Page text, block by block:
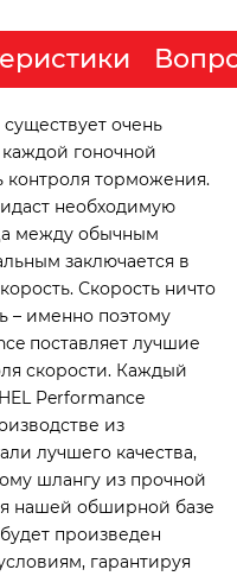
очень
гоночной
контроля торможения.
необходимую
между обычным
заключается в
Скорость ничто
– именно поэтому
поставляет лучшие
скорости. Каждый
Performance
из
лучшего качества,
шлангу из прочной
нашей обширной базе
произведен
гарантируя